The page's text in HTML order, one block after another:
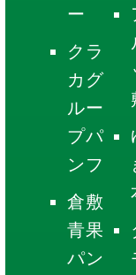
ー
クラ
カグ
ルー
プパ
ンフ
倉敷
青果
パン